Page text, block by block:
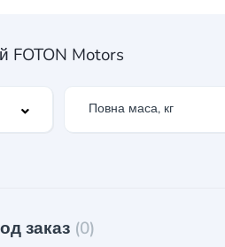
FOTON Motors
заказ (0)